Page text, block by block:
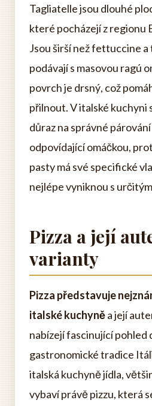
Tagliatelle jsou dlouhé
které pocházejí z regionu
Jsou širší než fettuccine a
podávají s masovou ragú
povrch je drsný, což
přilnout. V italské kuchyni
důraz na správné
odpovídající omáčkou,
pasty má své specifické
nejlépe vyniknou s
Pizza a její
varianty
Pizza představuje
italské kuchyněa její
nabízejí fascinující pohled
gastronomické tradice
italská kuchyně jídla,
vybaví právě pizzu, která